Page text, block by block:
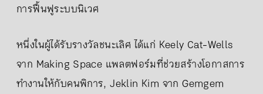
การฟื้นฟูระบบนิเวศ
หนึ่งในผู้ได้รับรางวัลชนะเลิศ ได้แก่ Keely Cat-Wells
จาก Making Space แพลตฟอร์มที่ช่วยสร้างโอกาสการ
ทำงานให้กับคนพิการ, Jeklin Kim จาก Gemgem